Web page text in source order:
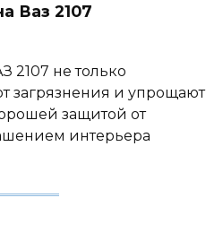
Ваз 2107
2107 не только
загрязнения и упрощают
защитой от
интерьера